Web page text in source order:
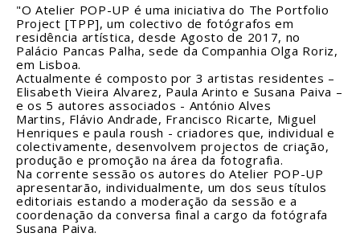
"O Atelier POP-UP é uma iniciativa do The Portfolio
Project [TPP], um colectivo de fotógrafos em
residência artística, desde Agosto de 2017, no
Palácio Pancas Palha, sede da Companhia Olga Roriz,
em Lisboa.
Actualmente é composto por 3 artistas residentes –
Elisabeth Vieira Alvarez, Paula Arinto e Susana Paiva –
e os 5 autores associados - António Alves
Martins, Flávio Andrade, Francisco Ricarte, Miguel
Henriques e paula roush - criadores que, individual e
colectivamente, desenvolvem projectos de criação,
produção e promoção na área da fotografia.
Na corrente sessão os autores do Atelier POP-UP
apresentarão, individualmente, um dos seus títulos
editoriais estando a moderação da sessão e a
coordenação da conversa final a cargo da fotógrafa
Susana Paiva.